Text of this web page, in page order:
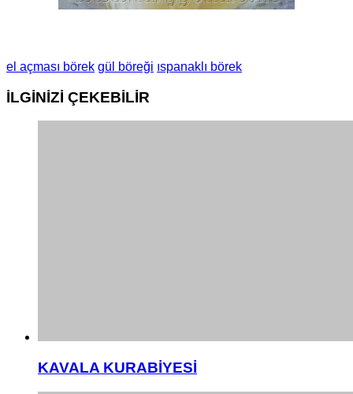
el açması börek gül böreği ıspanaklı börek
İLGİNİZİ ÇEKEBİLİR
KAVALA KURABİYESİ